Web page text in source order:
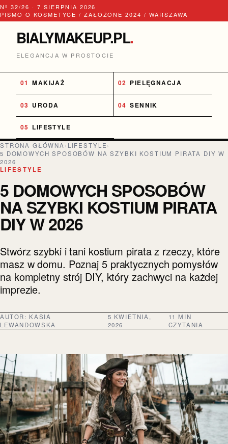
Nº 32/26 · 7 SIERPNIA 2026
PISMO O KOSMETYCE / ZAŁOŻONE 2024 / WARSZAWA
BIALYMAKEUP.PL.
ELEGANCJA W PROSTOCIE
MAKIJAŻ PIELĘGNACJA
URODA SENNIK
LIFESTYLE
STRONA GŁÓWNA› LIFESTYLE›
5 DOMOWYCH SPOSOBÓW NA SZYBKI KOSTIUM PIRATA DIY W
2026
LIFESTYLE
5 DOMOWYCH SPOSOBÓW
NA SZYBKI KOSTIUM PIRATA
DIY W 2026
Stwórz szybki i tani kostium pirata z rzeczy, które
masz w domu. Poznaj 5 praktycznych pomysłów
na kompletny strój DIY, który zachwyci na każdej
imprezie.
AUTOR: KASIA
LEWANDOWSKA
5 KWIETNIA,
2026
11 MIN
CZYTANIA